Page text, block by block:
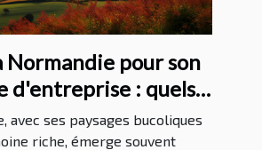
Normandie pour son
d'entreprise : quels
?
avec ses paysages bucoliques
riche, émerge souvent